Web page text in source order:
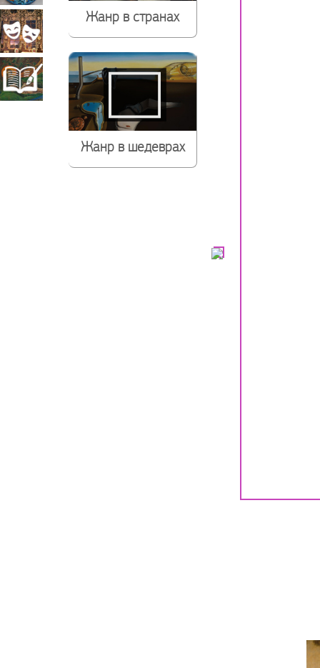
Жанр в странах
Жанр в шедеврах
искусство
Театрально-
декорационное
искусство
Книжная
миниатюра